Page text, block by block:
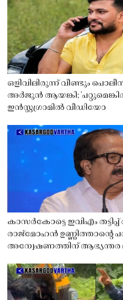
ഒളിവിലിരുന്ന് വീണ്ടും
അർജുൻ ആയങ്കി;
ഇൻസ്റ്റഗ്രാമിൽ വീഡിയോ
കാസർകോട്ടെ ഇവിഎം
രാജ്‌മോഹൻ ഉണ്ണിത്താന്റെ
അന്വേഷണത്തിന് ആഭ്യന്തര